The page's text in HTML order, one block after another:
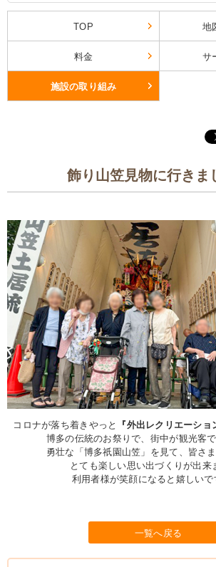
TOP 地
料金 サ
施設の取り組み
飾り山笠見物に行きま
コロナが落ち着きやっと 『外出レクリエーショ
博多の伝統のお祭りで、街中が観光客で
勇壮な「博多祇園山笠」を見て、皆さ
とても楽しい思い出づくりが出来
利用者様が笑顔になると嬉しいで
一覧へ戻る